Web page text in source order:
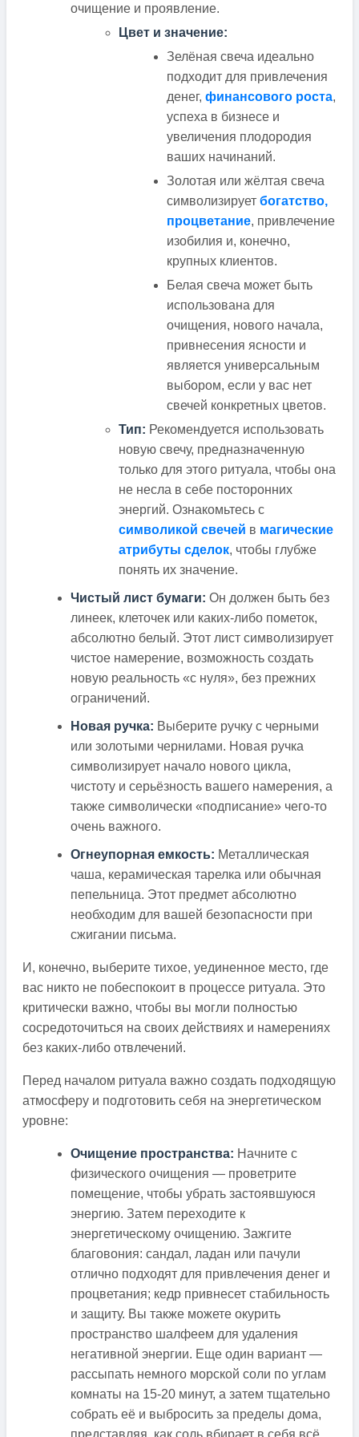
очищение и проявление.
Цвет и значение:
Зелёная свеча идеально
подходит для привлечения
денег, финансового роста,
успеха в бизнесе и
увеличения плодородия
ваших начинаний.
Золотая или жёлтая свеча
символизирует богатство,
процветание, привлечение
изобилия и, конечно,
крупных клиентов.
Белая свеча может быть
использована для
очищения, нового начала,
привнесения ясности и
является универсальным
выбором, если у вас нет
свечей конкретных цветов.
Тип: Рекомендуется использовать
новую свечу, предназначенную
только для этого ритуала, чтобы она
не несла в себе посторонних
энергий. Ознакомьтесь с
символикой свечей в магические
атрибуты сделок, чтобы глубже
понять их значение.
Чистый лист бумаги: Он должен быть без
линеек, клеточек или каких-либо пометок,
абсолютно белый. Этот лист символизирует
чистое намерение, возможность создать
новую реальность «с нуля», без прежних
ограничений.
Новая ручка: Выберите ручку с черными
или золотыми чернилами. Новая ручка
символизирует начало нового цикла,
чистоту и серьёзность вашего намерения, а
также символически «подписание» чего-то
очень важного.
Огнеупорная емкость: Металлическая
чаша, керамическая тарелка или обычная
пепельница. Этот предмет абсолютно
необходим для вашей безопасности при
сжигании письма.
И, конечно, выберите тихое, уединенное место, где
вас никто не побеспокоит в процессе ритуала. Это
критически важно, чтобы вы могли полностью
сосредоточиться на своих действиях и намерениях
без каких-либо отвлечений.
Перед началом ритуала важно создать подходящую
атмосферу и подготовить себя на энергетическом
уровне:
Очищение пространства: Начните с
физического очищения — проветрите
помещение, чтобы убрать застоявшуюся
энергию. Затем переходите к
энергетическому очищению. Зажгите
благовония: сандал, ладан или пачули
отлично подходят для привлечения денег и
процветания; кедр привнесет стабильность
и защиту. Вы также можете окурить
пространство шалфеем для удаления
негативной энергии. Еще один вариант —
рассыпать немного морской соли по углам
комнаты на 15-20 минут, а затем тщательно
собрать её и выбросить за пределы дома,
представляя, как соль вбирает в себя всё